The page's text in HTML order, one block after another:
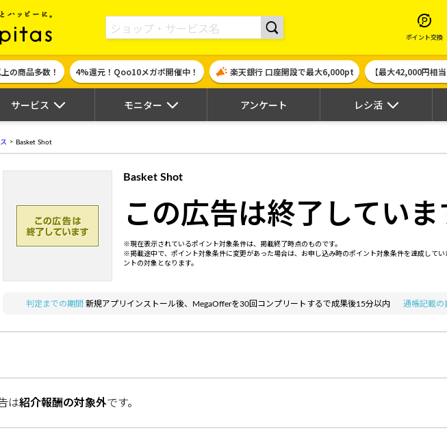
ポイント貯めて現金やギフト券に交換できるポイントサイト | ハピタス
ポイント交換
の商品多数！ 4%還元！Qoo10メガポ開催中！ 楽天銀行 口座開設で最大6,000pt 【最大42,000円相
サービス モニター アンケート レシ活
Basket Shot
Basket Shot
この広告は終了していま
※現在表示されているポイント対象条件は、掲載終了時点のものです。
※掲載途中で、ポイント対象条件に変更があった場合は、お申し込み時のポイント対象条件を達成してい
ントの対象となります。
判定までの期間 新規アプリインストール後、MegaOfferを30回コンプリートするで成果後15分以内 通帳記載の
は紹介報酬の対象外です。